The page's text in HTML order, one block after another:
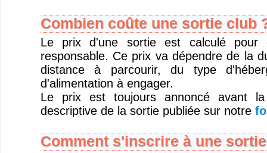
Combien coûte une sortie club
Le prix d'une sortie est calculé pour
responsable. Ce prix va dépendre de la
distance à parcourir, du type
d'alimentation à engager.
Le prix est toujours annoncé avant
descriptive de la sortie publiée sur notre
Comment s'inscrire à une